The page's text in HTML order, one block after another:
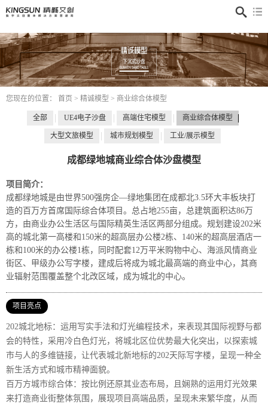
您现在的位置： 首页 > 精诚模型 > 商业综合体模型
全部 UE4电子沙盘 高端住宅模型 商业综合体模型
大型文旅模型 城市规划模型 工业/展示模型
成都绿地城商业综合体沙盘模型
项目简介：
成都绿地城是由世界500强房企—绿地集团在成都北3.5环大丰板块打
造的百万方首席国际综合体项目。总占地255亩，总建筑面积达86万
方，由商业办公生活区与国际精英生活区两部分组成。规划建设202米
高的城北第一高楼和150米的超高层办公楼2栋、140米的超高层酒店一
栋和100米的办公楼1栋，同时配套12万平米购物中心、海派风情商业
街区、甲级办公写字楼，建成后将成为城北最高端的商业中心，其商
业辐射范围覆盖整个北改区域，成为城北的中心。
项目亮点
202城北地标：运用写实手法和灯光编程技术，来表现其国际视野与都
会的特性，采用冷白色灯光，将城北区位优势最大化突出，以探索城
市与人的多维链接，让代表城北新地标的202天际写字楼，呈现一种全
新生活方式和城市精神面貌。
百万方城市综合体：按比例还原其业态布局，且娴熟的运用灯光效果
来打造商业街整体氛围，展现项目高端品质，呈现未来繁华度，从而